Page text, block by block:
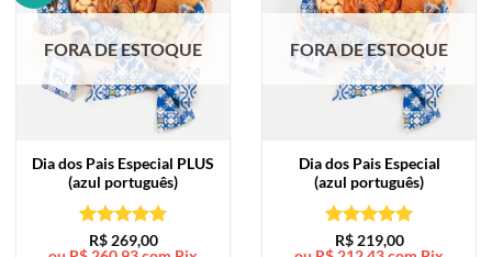
FORA DE ESTOQUE
Dia dos Pais Especial PLUS
(azul português)
Avaliação5
R$269,00
FORA DE ESTOQUE
Dia dos Pais Especial
(azul português)
Avaliação5
R$219,00